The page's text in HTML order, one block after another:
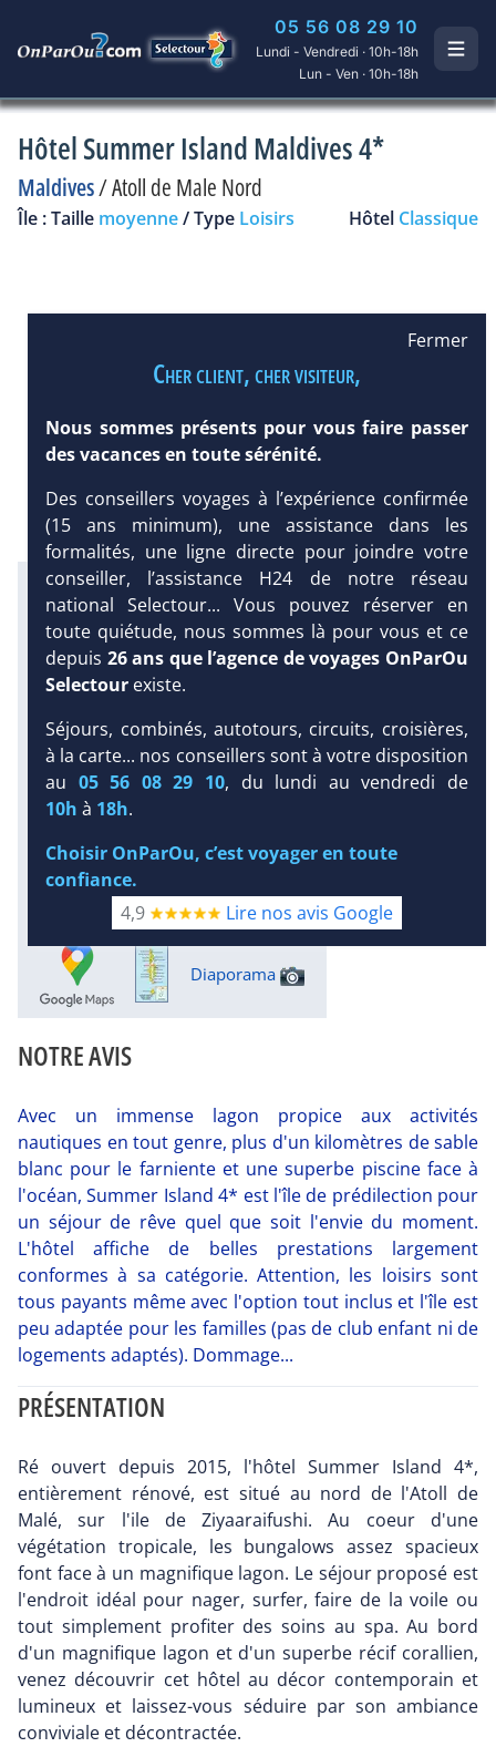
05 56 08 29 10
Lundi - Vendredi · 10h-18h
Lun - Ven · 10h-18h
Hôtel Summer Island Maldives 4*
Maldives/Atoll de Male Nord
Île : Taille moyenne/ Type Loisirs Hôtel Classique
DEMANDE
D’INFORMATIONS
Infos météo :
29 °C
160 mm
29 °C
Infos plages :
Dist.
Distance:
Long.
Longueur
1.2 km
Esp.
8 m
Équipement :
156
Tx :42 % Tx
18 %
Snorkeling :
Plongée sous-marine :
Détails
Excursions :
Diaporama
NOTRE AVIS
Avec un immense lagon propice aux activités
nautiques en tout genre, plus d'un kilomètres de sable
blanc pour le farniente et une superbe piscine face à
l'océan, Summer Island 4* est l'île de prédilection pour
un séjour de rêve quel que soit l'envie du moment.
L'hôtel affiche de belles prestations largement
conformes à sa catégorie. Attention, les loisirs sont
tous payants même avec l'option tout inclus et l'île est
peu adaptée pour les familles (pas de club enfant ni de
logements adaptés). Dommage...
PRÉSENTATION
Ré ouvert depuis 2015, l'hôtel Summer Island 4*,
entièrement rénové, est situé au nord de l'Atoll de
Malé, sur l'ile de Ziyaaraifushi. Au coeur d'une
végétation tropicale, les bungalows assez spacieux
font face à un magnifique lagon. Le séjour proposé est
l'endroit idéal pour nager, surfer, faire de la voile ou
tout simplement profiter des soins au spa. Au bord
d'un magnifique lagon et d'un superbe récif corallien,
venez découvrir cet hôtel au décor contemporain et
lumineux et laissez-vous séduire par son ambiance
conviviale et décontractée.
Fermer
Cher client, cher visiteur,
Nous sommes présents pour vous faire passer
des vacances en toute sérénité.
Des conseillers voyages à l’expérience confirmée
(15 ans minimum), une assistance dans les
formalités, une ligne directe pour joindre votre
conseiller, l’assistance H24 de notre réseau
national Selectour... Vous pouvez réserver en
toute quiétude, nous sommes là pour vous et ce
depuis 26 ans que l’agence de voyages OnParOu
Selectour existe.
Séjours, combinés, autotours, circuits, croisières,
à la carte... nos conseillers sont à votre disposition
au 05 56 08 29 10, du lundi au vendredi de
10h à 18h.
Choisir OnParOu, c’est voyager en toute
confiance.
4,9
Lire nos avis Google